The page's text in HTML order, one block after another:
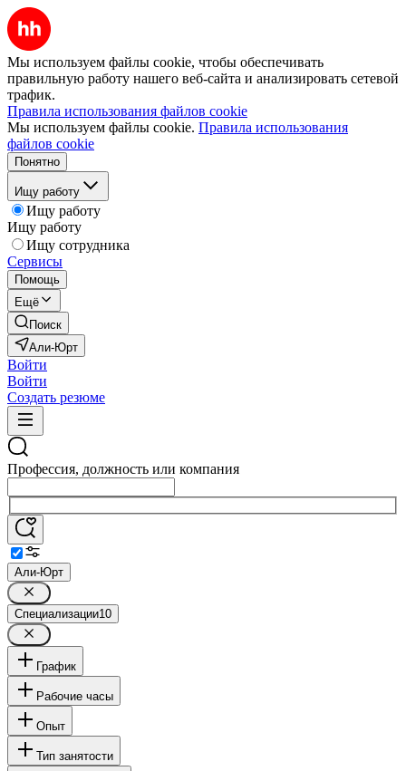
Мы используем файлы cookie, чтобы обеспечивать
правильную работу нашего веб-сайта и анализировать сетевой
трафик.
Правила использования файлов cookie
Мы используем файлы cookie. Правила использования
файлов cookie
Понятно
Ищу работу
Ищу работу
Ищу работу
Ищу сотрудника
Сервисы
Помощь
Ещё
Поиск
Али-Юрт
Войти
Войти
Создать резюме
Профессия, должность или компания
Али-Юрт
Специализации10
График
Рабочие часы
Опыт
Тип занятости